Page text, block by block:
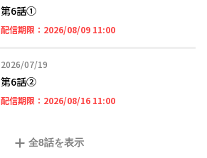
第6話①
配信期限： 2026/08/09 11:002026年08月09日 11時
2026/07/19
2026年07月19日
第6話②
配信期限： 2026/08/16 11:002026年08月16日 11時
全8話を表示